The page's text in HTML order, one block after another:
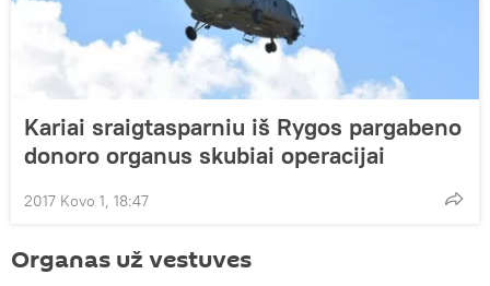
Kariai sraigtasparniu iš Rygos pargabeno
donoro organus skubiai operacijai
2017 Kovo 1, 18:47
Organas už vestuves